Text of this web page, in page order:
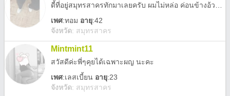
เพศ:ทอม อายุ:42
จังหวัด: สมุทรสาคร
Mintmint11
สวัสดีค่ะพี่ๆคุยได้เฉพาะผญ นะคะ
เพศ:เลสเบี้ยน อายุ:23
จังหวัด: สมุทรสาคร